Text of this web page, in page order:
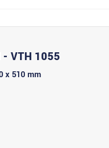
- VTH 1055
x 510 mm